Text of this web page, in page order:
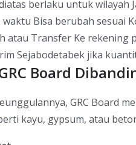
berlaku untuk wilayah
Bisa berubah sesuai
atau Transfer Ke rekening
Sejabodetabek jika
Board
GRC Board
kayu, gypsum, atau